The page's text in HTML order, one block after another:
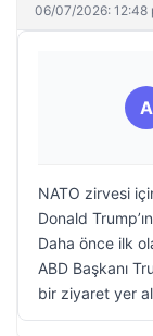
06/07/2026: 12:48
A
NATO zirvesi
Donald
Daha önce ilk
ABD Başkanı
bir ziyaret yer